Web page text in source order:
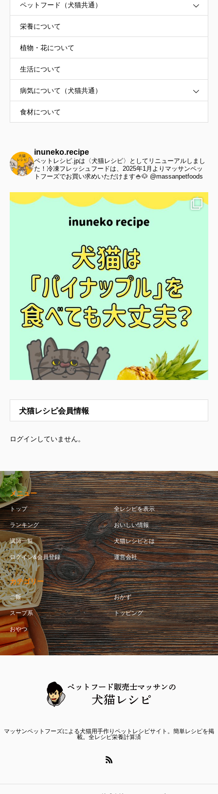
ペットフード（犬猫共通）
栄養について
植物・花について
生活について
病気について（犬猫共通）
食材について
inuneko.recipe
ペットレシピ.jpは〈犬猫レシピ〉としてリニューアルしまし
た！冷凍フレッシュフードは、2025年1月よりマッサンペッ
トフーズでお買い求めいただけます🍚🐶 @massanpetfoods
犬猫レシピ会員情報
ログインしていません。
メニュー
トップ 全レシピを表示
ランキング おいしい情報
講師一覧 犬猫レシピとは
ログイン&会員登録 運営会社
カテゴリー
ご飯 おかず
スープ系 トッピング
おやつ
マッサンペットフーズによる犬猫用手作りペットレシピサイト。簡単レシピを掲
載。全レシピ栄養計算済